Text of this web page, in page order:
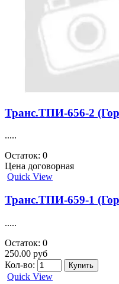
Транс.ТПИ-656-2
.....
Остаток: 0
Цена договорная
Quick View
Транс.ТПИ-659-1
.....
Остаток: 0
250.00 руб
Кол-во:
Quick View